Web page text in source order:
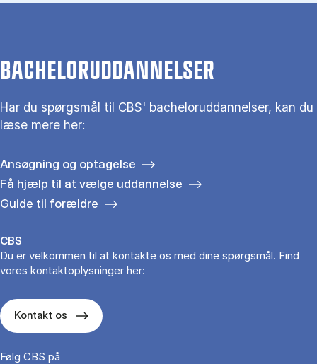
BACHELORUDDANNELSER
Har du spørgsmål til CBS' bacheloruddannelser, kan du
læse mere her:
Ansøgning og optagelse
Få hjælp til at vælge uddannelse
Guide til forældre
CBS
Du er velkommen til at kontakte os med dine spørgsmål. Find
vores kontaktoplysninger her:
Kontakt os
Følg CBS på